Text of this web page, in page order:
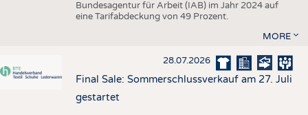
Bundesagentur für Arbeit (IAB) im Jahr 2024 auf
eine Tarifabdeckung von 49 Prozent.
MORE
28.07.2026
Final Sale: Sommerschlussverkauf am 27. Juli
gestartet